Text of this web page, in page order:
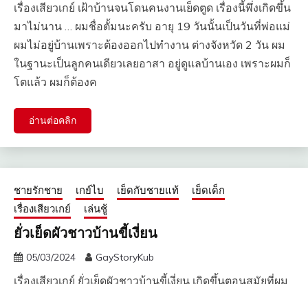
เรื่องเสียวเกย์ เฝ้าบ้านจนโดนคนงานเย็ดตูด เรื่องนี้พึ่งเกิดขึ้น
มาไม่นาน … ผมชื่อตั้มนะครับ อายุ 19 วันนั้นเป็นวันที่พ่อแม่
ผมไม่อยู่บ้านเพราะต้องออกไปทำงาน ต่างจังหวัด 2 วัน ผม
ในฐานะเป็นลูกคนเดียวเลยอาสา อยู่ดูแลบ้านเอง เพราะผมก็
โตแล้ว ผมก็ต้องค
อ่านต่อคลิก
ชายรักชาย เกย์ไบ เย็ดกับชายแท้
เย็ดเด็ก
เรื่องเสียวเกย์
เล่นชู้
ยั่วเย็ดผัวชาวบ้านขี้เงี่ยน
05/03/2024 GayStoryKub
เรื่องเสียวเกย์ ยั่วเย็ดผัวชาวบ้านขี้เงี่ยน เกิดขึ้นตอนสมัยที่ผม